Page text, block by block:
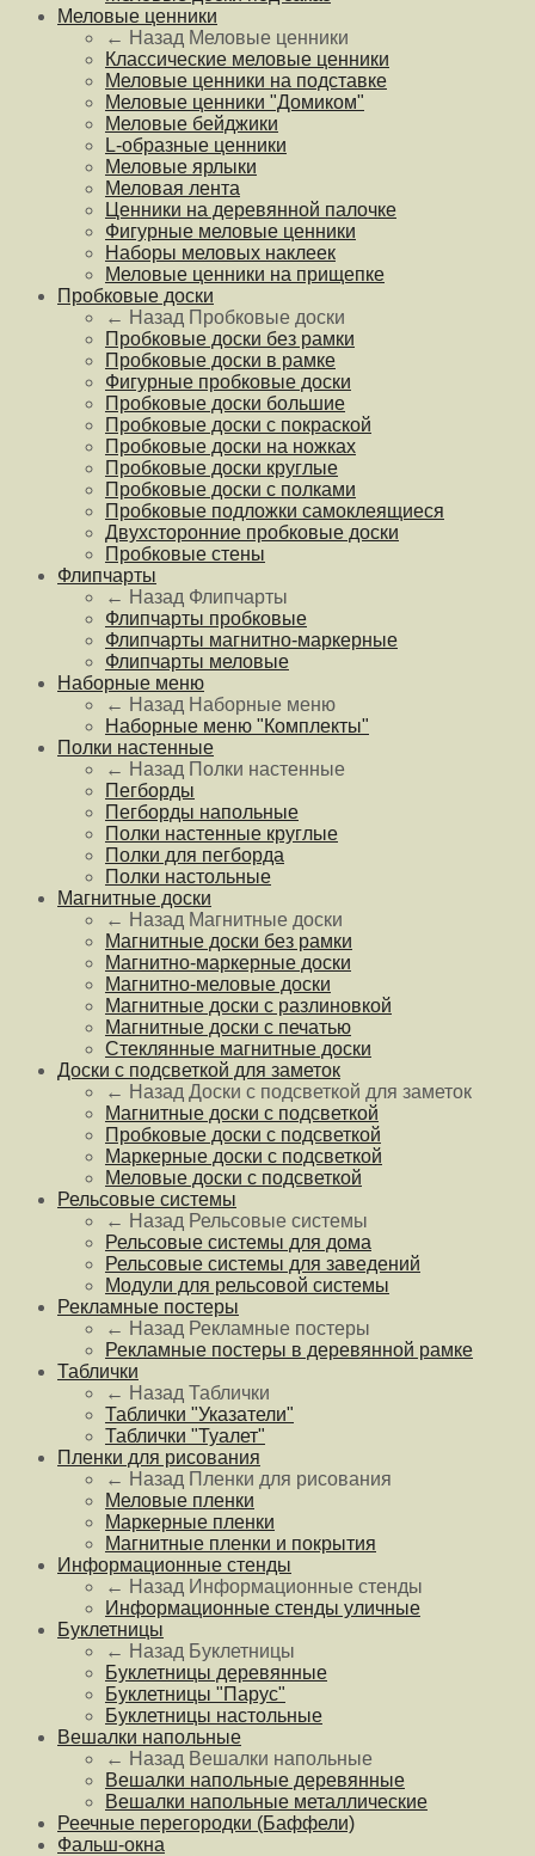
Меловые ценники
← Назад Меловые ценники
Классические меловые ценники
Меловые ценники на подставке
Меловые ценники "Домиком"
Меловые бейджики
L-образные ценники
Меловые ярлыки
Меловая лента
Ценники на деревянной палочке
Фигурные меловые ценники
Наборы меловых наклеек
Меловые ценники на прищепке
Пробковые доски
← Назад Пробковые доски
Пробковые доски без рамки
Пробковые доски в рамке
Фигурные пробковые доски
Пробковые доски большие
Пробковые доски с покраской
Пробковые доски на ножках
Пробковые доски круглые
Пробковые доски с полками
Пробковые подложки самоклеящиеся
Двухсторонние пробковые доски
Пробковые стены
Флипчарты
← Назад Флипчарты
Флипчарты пробковые
Флипчарты магнитно-маркерные
Флипчарты меловые
Наборные меню
← Назад Наборные меню
Наборные меню "Комплекты"
Полки настенные
← Назад Полки настенные
Пегборды
Пегборды напольные
Полки настенные круглые
Полки для пегборда
Полки настольные
Магнитные доски
← Назад Магнитные доски
Магнитные доски без рамки
Магнитно-маркерные доски
Магнитно-меловые доски
Магнитные доски с разлиновкой
Магнитные доски с печатью
Стеклянные магнитные доски
Доски с подсветкой для заметок
← Назад Доски с подсветкой для заметок
Магнитные доски с подсветкой
Пробковые доски с подсветкой
Маркерные доски с подсветкой
Меловые доски с подсветкой
Рельсовые системы
← Назад Рельсовые системы
Рельсовые системы для дома
Рельсовые системы для заведений
Модули для рельсовой системы
Рекламные постеры
← Назад Рекламные постеры
Рекламные постеры в деревянной рамке
Таблички
← Назад Таблички
Таблички "Указатели"
Таблички "Туалет"
Пленки для рисования
← Назад Пленки для рисования
Меловые пленки
Маркерные пленки
Магнитные пленки и покрытия
Информационные стенды
← Назад Информационные стенды
Информационные стенды уличные
Буклетницы
← Назад Буклетницы
Буклетницы деревянные
Буклетницы "Парус"
Буклетницы настольные
Вешалки напольные
← Назад Вешалки напольные
Вешалки напольные деревянные
Вешалки напольные металлические
Реечные перегородки (Баффели)
Фальш-окна